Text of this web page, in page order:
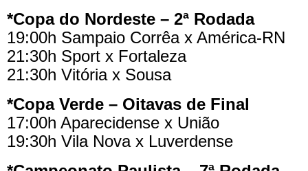
*Copa do Nordeste – 2ª Rodada
19:00h Sampaio Corrêa x América-RN
21:30h Sport x Fortaleza
21:30h Vitória x Sousa
*Copa Verde – Oitavas de Final
17:00h Aparecidense x União
19:30h Vila Nova x Luverdense